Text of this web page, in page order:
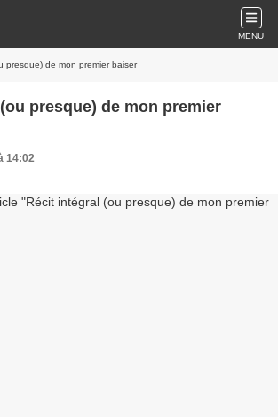
MENU
presque) de mon premier baiser
presque) de mon premier
14:02